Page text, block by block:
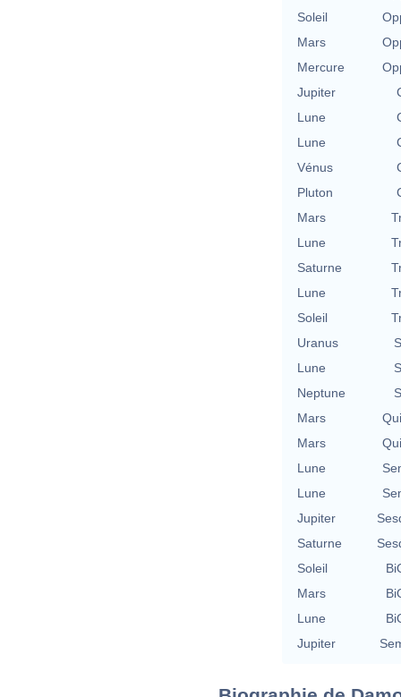
Soleil
Mars
Mercure
Jupiter
Lune
Lune
Vénus
Pluton
Mars
Lune
Saturne
Lune
Soleil
Uranus
Lune
Neptune
Mars
Mars
Lune
Lune
Jupiter
Saturne
Soleil
Mars
Lune
Jupiter